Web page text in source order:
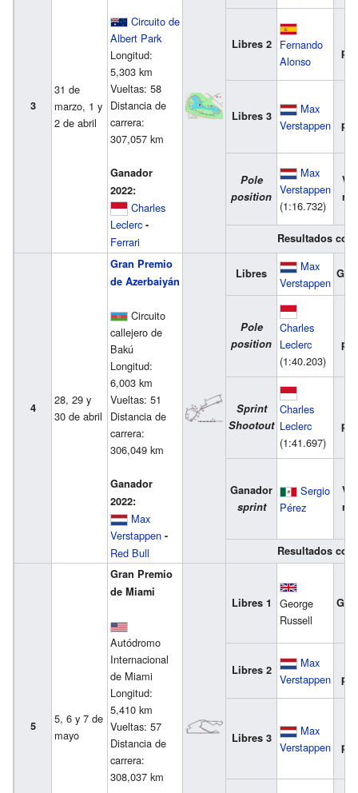
3
31 de
marzo, 1 y
2 de abril
Circuito de
Albert Park
Longitud:
5,303 km
Vueltas: 58
Distancia de
carrera:
307,057 km
Ganador
2022:
Charles
Leclerc -
Ferrari
Libres 2
Fernando
Alonso
Libres 3
Max
Verstappen
Pole
position
Max
Verstappen
(1:16.732)
Resultados
4
28, 29 y
30 de abril
Gran Premio
de Azerbaiyán
Circuito
callejero de
Bakú
Longitud:
6,003 km
Vueltas: 51
Distancia de
carrera:
306,049 km
Ganador
2022:
Max
Verstappen -
Red Bull
Libres
Max
Verstappen
Pole
position
Charles
Leclerc
(1:40.203)
Sprint
Shootout
Charles
Leclerc
(1:41.697)
Ganador
sprint
Sergio
Pérez
Resultados
5
5, 6 y 7 de
mayo
Gran Premio
de Miami
Autódromo
Internacional
de Miami
Longitud:
5,410 km
Vueltas: 57
Distancia de
carrera:
308,037 km
Libres 1
George
Russell
Libres 2
Max
Verstappen
Libres 3
Max
Verstappen